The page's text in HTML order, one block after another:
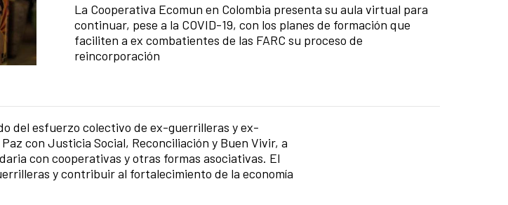
La Cooperativa Ecomun en Colombia presenta su aula virtual para
continuar, pese a la COVID-19, con los planes de formación que
faciliten a ex combatientes de las FARC su proceso de
reincorporación
del esfuerzo colectivo de ex-guerrilleras y ex-
con Justicia Social, Reconciliación y Buen Vivir, a
con cooperativas y otras formas asociativas. El
y contribuir al fortalecimiento de la economía